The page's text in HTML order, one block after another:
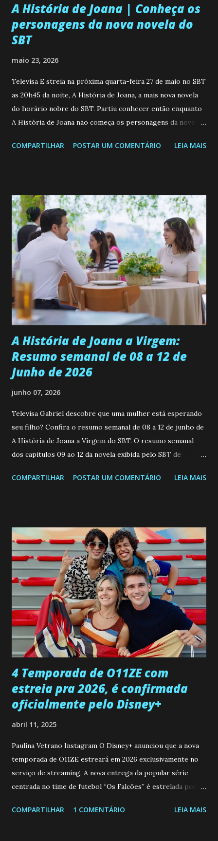
A História de Joana | Conheça os
personagens da nova novela do
SBT
maio 23, 2026
Televisa E streia na próxima quarta-feira 27 de maio no SBT
as 20h45 da noite, A História de Joana, a mais nova novela
do horário nobre do SBT. Partiu conhecer então enquanto
A História de Joana não começa os personagens da novela?
de 25/05/26 a 31/05/26 JOANA GUADALUPE (Camila
permanecer virgem até encontrar o homem que realmente
ama, o que não é fácil, já que dedica todas as suas energias a
se aprimorar, trabalhando, estudando e se orgulhando de
ser a primeira mulher da família a ingressar na
universidade. Ela tem uma personalidade muito alegre, é
muito madura para a idade, determinada, criativa e
empática. Detesta injustiças e é uma ótima amiga. Pode ser
teimosa e muito persistente quando decide fazer algo.
Durante um exame ginecológico, ela é inseminada por eng...
COMPARTILHAR POSTAR UM COMENTÁRIO LEIA MAIS
A História de Joana a Virgem:
Resumo semanal de 08 a 12 de
Junho de 2026
junho 07, 2026
Televisa Gabriel descobre que uma mulher está esperando
seu filho? Confira o resumo semanal de 08 a 12 de junho de
A História de Joana a Virgem do SBT. O resumo semanal
dos capitulos 09 ao 12 da novela exibida pelo SBT de
a Programação Semanal do SBT de 08/06/26 a 14/06/26
confessa a Gabriel que ele demonstrou ser o tipo de
pessoa que ela tanto desejou durante toda a vida. Camila
entra no quarto de Gabriel e imagina como seria o
encontro deles, quando conseguir seduzi-lo. Manuel avisa a
Paula sobre a suposta infidelidade de Gabriel com Joana.
Rogerio consegue se livrar de todas as suspeitas pelo
desaparecimento de Francisco, apontando que ele poderia
ter sido vítima da fúria de Gabriel. Artur informa a Gabriel
que a clínica inseminou por engano outra paciente, que está
...
COMPARTILHAR POSTAR UM COMENTÁRIO LEIA MAIS
4 Temporada de O11ZE com
estreia pra 2026, é confirmada
oficialmente pelo Disney+
abril 11, 2025
Paulina Vetrano Instagram O Disney+ anunciou que a nova
temporada de O11ZE estreará em 2026 exclusivamente no
serviço de streaming. A nova entrega da popular série
centrada no time de futebol “Os Falcões” é estrelada por
Brum (Dedé), que voltam a interpretar seus personagens
COMPARTILHAR 1 COMENTÁRIO LEIA MAIS